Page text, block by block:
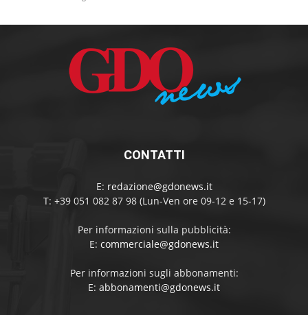
CONTATTI
E: redazione@gdonews.it
T: +39 051 082 87 98 (Lun-Ven ore 09-12 e 15-17)
Per informazioni sulla pubblicità:
E: commerciale@gdonews.it
Per informazioni sugli abbonamenti:
E: abbonamenti@gdonews.it